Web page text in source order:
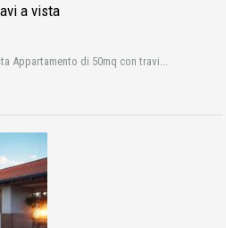
a vista
Appartamento di 50mq con travi...